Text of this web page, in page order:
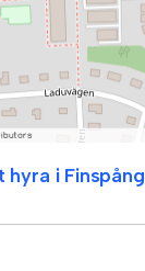
hyra i Finspång